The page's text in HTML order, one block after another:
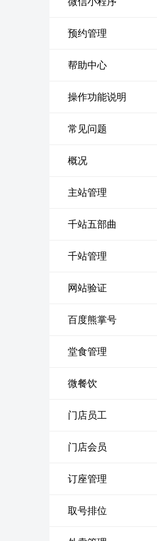
预约管理
帮助中心
操作功能说明
常见问题
概况
主站管理
千站五部曲
千站管理
网站验证
百度熊掌号
堂食管理
微餐饮
门店员工
门店会员
订座管理
取号排位